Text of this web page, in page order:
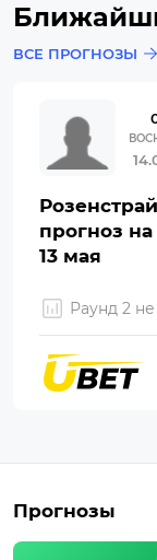
ВСЕ ПРОГНОЗЫ
прогноз
13 мая
Раунд 2
Прогнозы